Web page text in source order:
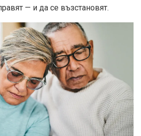
— и да се възстановят.